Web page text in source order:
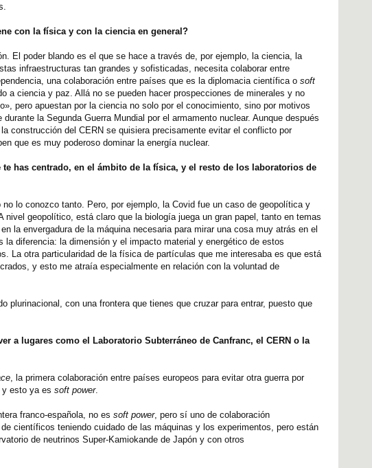
con la física y con la ciencia en general?
El poder blando es el que se hace a través de, por ejemplo, la ciencia, la
infraestructuras tan grandes y sofisticadas, necesita colaborar entre
una colaboración entre países que es la diplomacia científica o soft
a ciencia y paz. Allá no se pueden hacer prospecciones de minerales y no
pero apuestan por la ciencia no solo por el conocimiento, sino por motivos
la Segunda Guerra Mundial por el armamento nuclear. Aunque después
construcción del CERN se quisiera precisamente evitar el conflicto por
que es muy poderoso dominar la energía nuclear.
has centrado, en el ámbito de la física, y el resto de los laboratorios de
lo conozco tanto. Pero, por ejemplo, la Covid fue un caso de geopolítica y
geopolítico, está claro que la biología juega un gran papel, tanto en temas
la envergadura de la máquina necesaria para mirar una cosa muy atrás en el
diferencia: la dimensión y el impacto material y energético de estos
La otra particularidad de la física de partículas que me interesaba es que está
y esto me atraía especialmente en relación con la voluntad de
con una frontera que tienes que cruzar para entrar, puesto que
a lugares como el Laboratorio Subterráneo de Canfranc, el CERN o la
, la primera colaboración entre países europeos para evitar otra guerra por
y esto ya es soft power.
franco-española, no es soft power, pero sí uno de colaboración
científicos teniendo cuidado de las máquinas y los experimentos, pero están
de neutrinos Super-Kamiokande de Japón y con otros